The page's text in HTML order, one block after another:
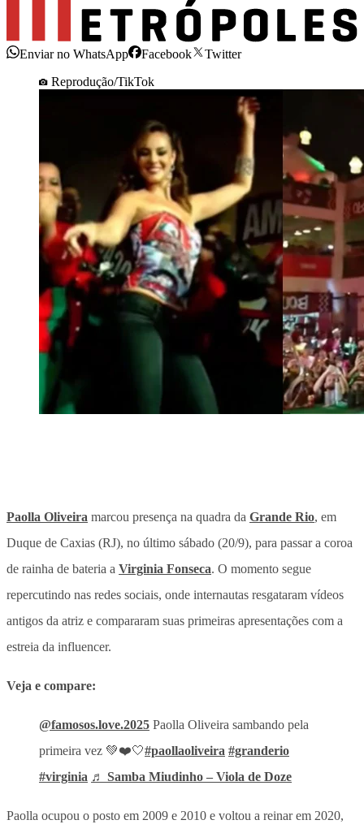
Enviar no WhatsApp Facebook
Twitter
Reprodução/TikTok
Paolla Oliveira marcou presença na quadra da Grande Rio, em
Duque de Caxias (RJ), no último sábado (20/9), para passar a coroa
de rainha de bateria a Virginia Fonseca. O momento segue
repercutindo nas redes sociais, onde internautas resgataram vídeos
antigos da atriz e compararam suas primeiras apresentações com a
estreia da influencer.
Veja e compare:
@famosos.love.2025 Paolla Oliveira sambando pela
primeira vez 💚❤️🤍#paollaoliveira #granderio
#virginia ♬ Samba Miudinho – Viola de Doze
Paolla ocupou o posto em 2009 e 2010 e voltou a reinar em 2020,